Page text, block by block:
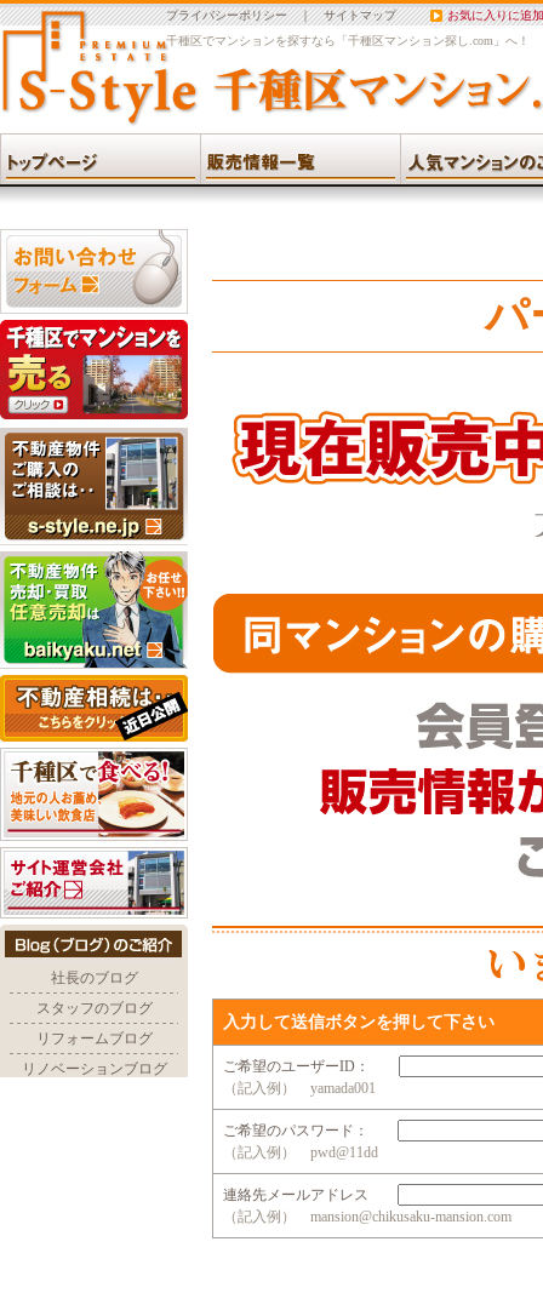
プライバシーポリシー｜サイトマップ
お気に入りに追加
千種区でマンションを探すなら「千種区マンション探し.com」へ！
パ
入力して送信ボタンを押して下さい
ご希望のユーザーID：
（記入例） yamada001
ご希望のパスワード：
（記入例） pwd@11dd
連絡先メールアドレス
（記入例） mansion@chikusaku-mansion.com